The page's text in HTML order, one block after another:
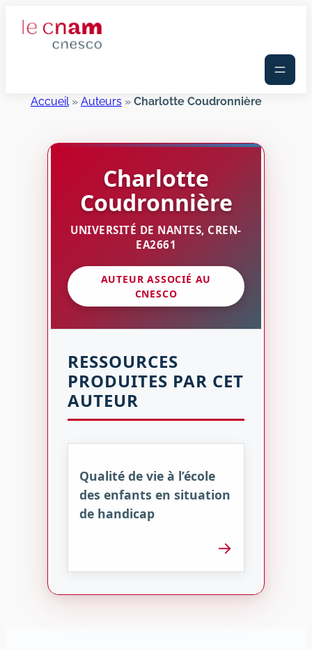
Accueil» Auteurs» Charlotte Coudronnière
Charlotte
Coudronnière
UNIVERSITÉ DE NANTES, CREN-
EA2661
AUTEUR ASSOCIÉ AU
CNESCO
RESSOURCES
PRODUITES PAR CET
AUTEUR
Qualité de vie à l’école
des enfants en situation
de handicap
→